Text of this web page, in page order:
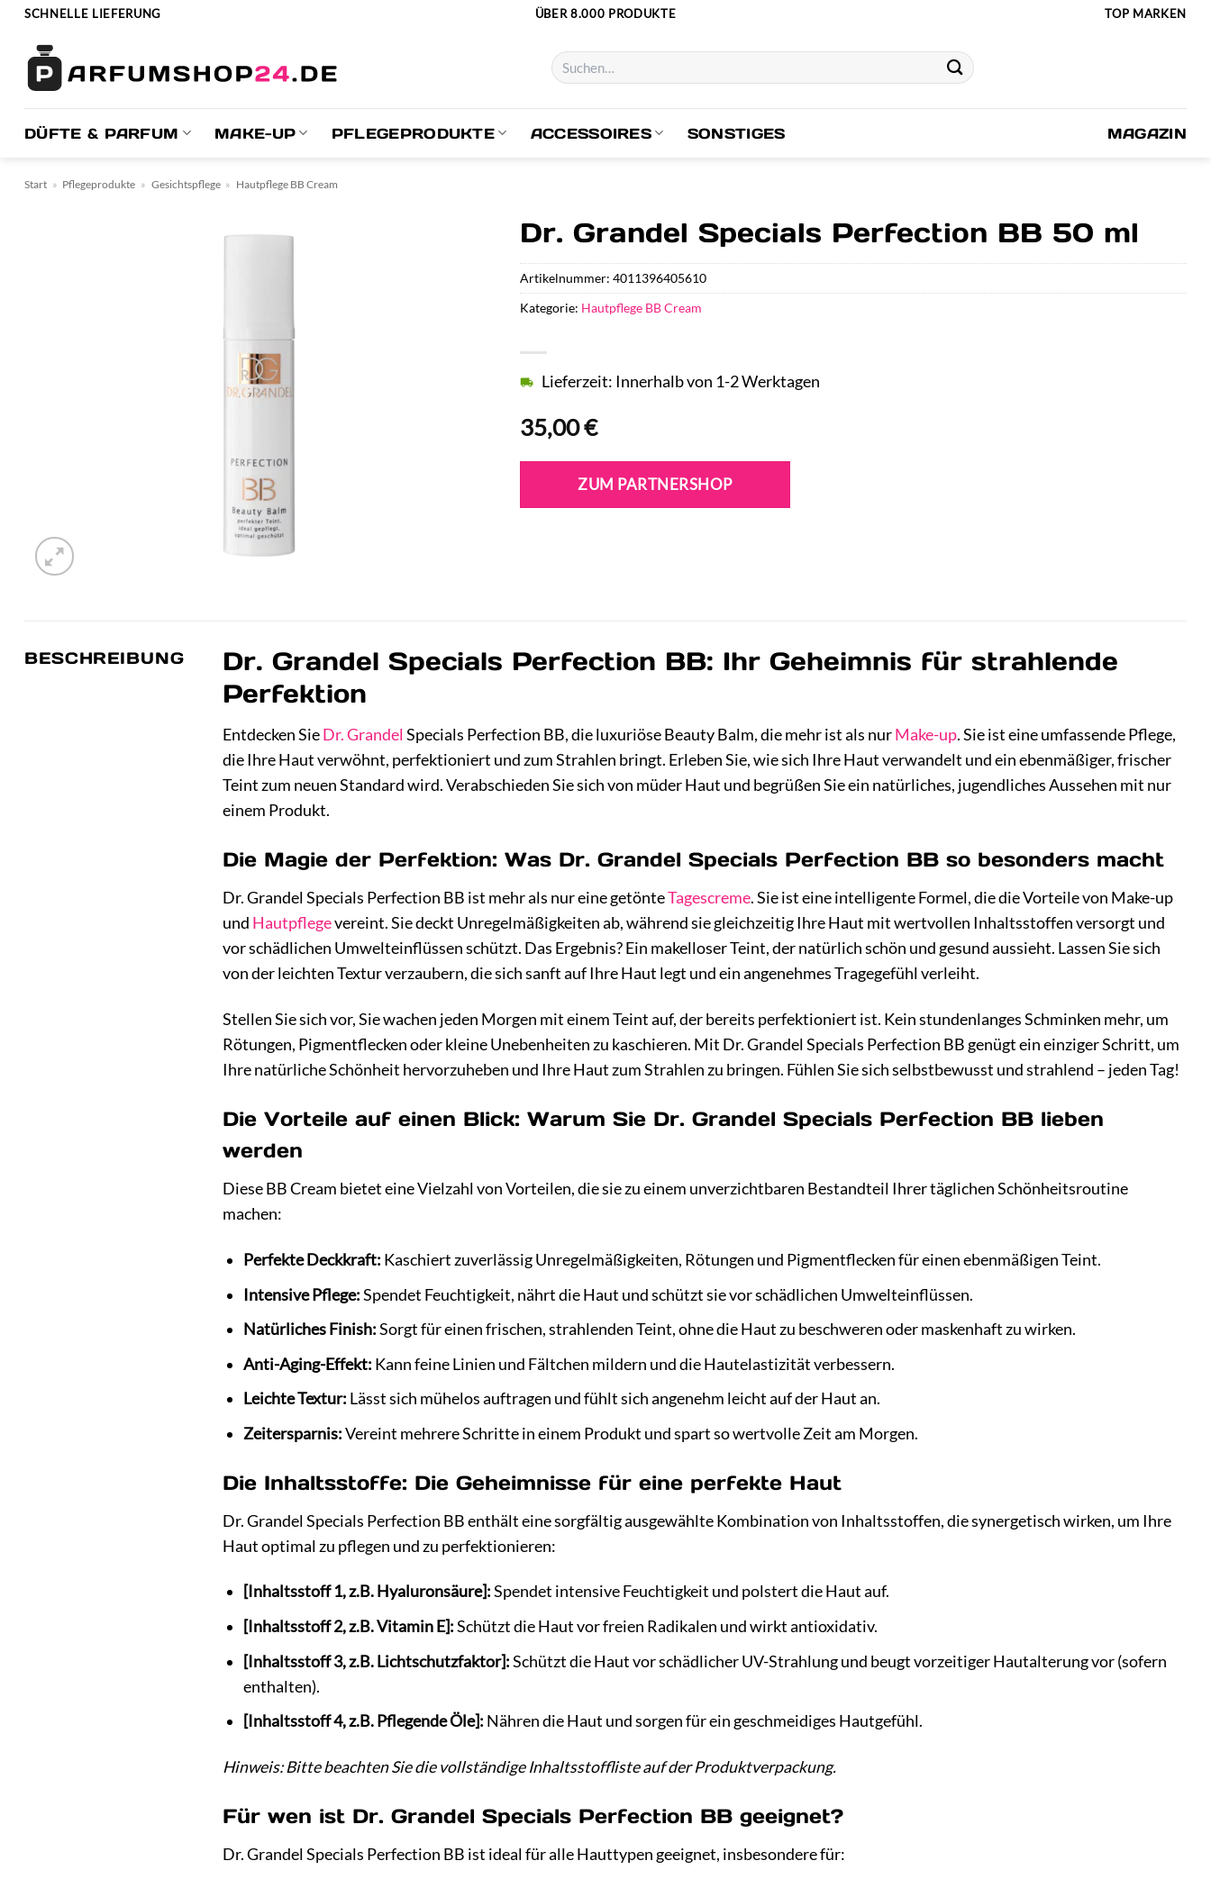
Zum
springen
SCHNELLE LIEFERUNG ÜBER 8.000 PRODUKTE TOP MARKEN
Suchen
nach:
DÜFTE & PARFUM MAKE-UP PFLEGEPRODUKTE ACCESSOIRES SONSTIGES MAGAZIN
Start » Pflegeprodukte » Gesichtspflege » Hautpflege BB Cream
Dr. Grandel Specials Perfection BB 50 ml
35,00€
Lieferzeit: Innerhalb von 1-2 Werktagen
ZUM PARTNERSHOP
Artikelnummer: 4011396405610
Kategorie: Hautpflege BB Cream
BESCHREIBUNG
Dr. Grandel Specials Perfection BB: Ihr Geheimnis für strahlende
Perfektion
Entdecken SieDr. Grandel Specials Perfection BB, die luxuriöse Beauty Balm, die mehr ist als nurMake-up. Sie ist eine umfassende Pflege,
die Ihre Haut verwöhnt, perfektioniert und zum Strahlen bringt. Erleben Sie, wie sich Ihre Haut verwandelt und ein ebenmäßiger, frischer
Teint zum neuen Standard wird. Verabschieden Sie sich von müder Haut und begrüßen Sie ein natürliches, jugendliches Aussehen mit nur
einem Produkt.
Die Magie der Perfektion: Was Dr. Grandel Specials Perfection BB so besonders macht
Dr. Grandel Specials Perfection BB ist mehr als nur eine getönteTagescreme. Sie ist eine intelligente Formel, die die Vorteile von Make-up
und Hautpflegevereint. Sie deckt Unregelmäßigkeiten ab, während sie gleichzeitig Ihre Haut mit wertvollen Inhaltsstoffen versorgt und
vor schädlichen Umwelteinflüssen schützt. Das Ergebnis? Ein makelloser Teint, der natürlich schön und gesund aussieht. Lassen Sie sich
von der leichten Textur verzaubern, die sich sanft auf Ihre Haut legt und ein angenehmes Tragegefühl verleiht.
Stellen Sie sich vor, Sie wachen jeden Morgen mit einem Teint auf, der bereits perfektioniert ist. Kein stundenlanges Schminken mehr, um
Rötungen, Pigmentflecken oder kleine Unebenheiten zu kaschieren. Mit Dr. Grandel Specials Perfection BB genügt ein einziger Schritt, um
Ihre natürliche Schönheit hervorzuheben und Ihre Haut zum Strahlen zu bringen. Fühlen Sie sich selbstbewusst und strahlend – jeden Tag!
Die Vorteile auf einen Blick: Warum Sie Dr. Grandel Specials Perfection BB lieben
werden
Diese BB Cream bietet eine Vielzahl von Vorteilen, die sie zu einem unverzichtbaren Bestandteil Ihrer täglichen Schönheitsroutine
machen:
Perfekte Deckkraft: Kaschiert zuverlässig Unregelmäßigkeiten, Rötungen und Pigmentflecken für einen ebenmäßigen Teint.
Intensive Pflege:Spendet Feuchtigkeit, nährt die Haut und schützt sie vor schädlichen Umwelteinflüssen.
Natürliches Finish:Sorgt für einen frischen, strahlenden Teint, ohne die Haut zu beschweren oder maskenhaft zu wirken.
Anti-Aging-Effekt: Kann feine Linien und Fältchen mildern und die Hautelastizität verbessern.
Leichte Textur: Lässt sich mühelos auftragen und fühlt sich angenehm leicht auf der Haut an.
Zeitersparnis:Vereint mehrere Schritte in einem Produkt und spart so wertvolle Zeit am Morgen.
Die Inhaltsstoffe: Die Geheimnisse für eine perfekte Haut
Dr. Grandel Specials Perfection BB enthält eine sorgfältig ausgewählte Kombination von Inhaltsstoffen, die synergetisch wirken, um Ihre
Haut optimal zu pflegen und zu perfektionieren:
[Inhaltsstoff 1, z.B. Hyaluronsäure]:Spendet intensive Feuchtigkeit und polstert die Haut auf.
[Inhaltsstoff 2, z.B. Vitamin E]:Schützt die Haut vor freien Radikalen und wirkt antioxidativ.
[Inhaltsstoff 3, z.B. Lichtschutzfaktor]:Schützt die Haut vor schädlicher UV-Strahlung und beugt vorzeitiger Hautalterung vor (sofern
enthalten).
[Inhaltsstoff 4, z.B. Pflegende Öle]: Nähren die Haut und sorgen für ein geschmeidiges Hautgefühl.
Hinweis: Bitte beachten Sie die vollständige Inhaltsstoffliste auf der Produktverpackung.
Für wen ist Dr. Grandel Specials Perfection BB geeignet?
Dr. Grandel Specials Perfection BB ist ideal für alle Hauttypen geeignet, insbesondere für: